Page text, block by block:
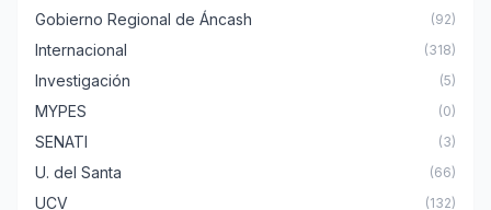
Gobierno Regional de Áncash (92)
Internacional (318)
Investigación (5)
MYPES (0)
SENATI (3)
U. del Santa (66)
UCV (132)